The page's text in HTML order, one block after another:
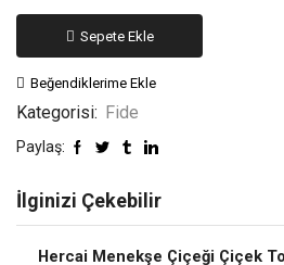
Sepete Ekle
Beğendiklerime Ekle
Kategorisi: Fide
Paylaş:
İlginizi Çekebilir